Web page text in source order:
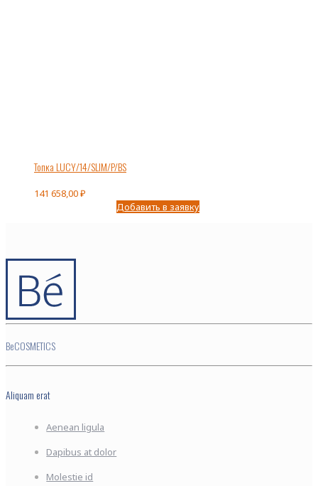
Топка LUCY/14/SLIM/P/BS
141 658,00₽
Добавить в заявку
BeCOSMETICS
Aliquam erat
Aenean ligula
Dapibus at dolor
Molestie id